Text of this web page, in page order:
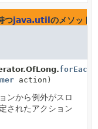
つjava.utilのメソッド
action)
ンから例外がスロ
されたアクション